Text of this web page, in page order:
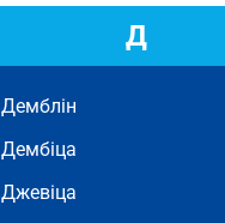
Д
Демблін
Дембіца
Джевіца